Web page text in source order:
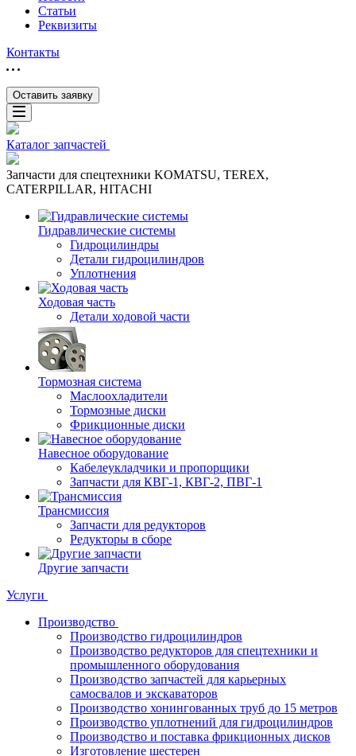
Статьи
Реквизиты
Контакты
Оставить заявку
Каталог запчастей
Запчасти для спецтехники KOMATSU, TEREX,
CATERPILLAR, HITACHI
Гидравлические системы
Гидроцилиндры
Детали гидроцилиндров
Уплотнения
Ходовая часть
Детали ходовой части
Тормозная система
Маслоохладители
Тормозные диски
Фрикционные диски
Навесное оборудование
Кабелеукладчики и пропорщики
Запчасти для КВГ-1, КВГ-2, ПВГ-1
Трансмиссия
Запчасти для редукторов
Редукторы в сборе
Другие запчасти
Услуги
Производство
Производство гидроцилиндров
Производство редукторов для спецтехники и
промышленного оборудования
Производство запчастей для карьерных
самосвалов и экскаваторов
Производство хонингованных труб до 15 метров
Производство уплотнений для гидроцилиндров
Производство и поставка фрикционных дисков
Изготовление шестерен